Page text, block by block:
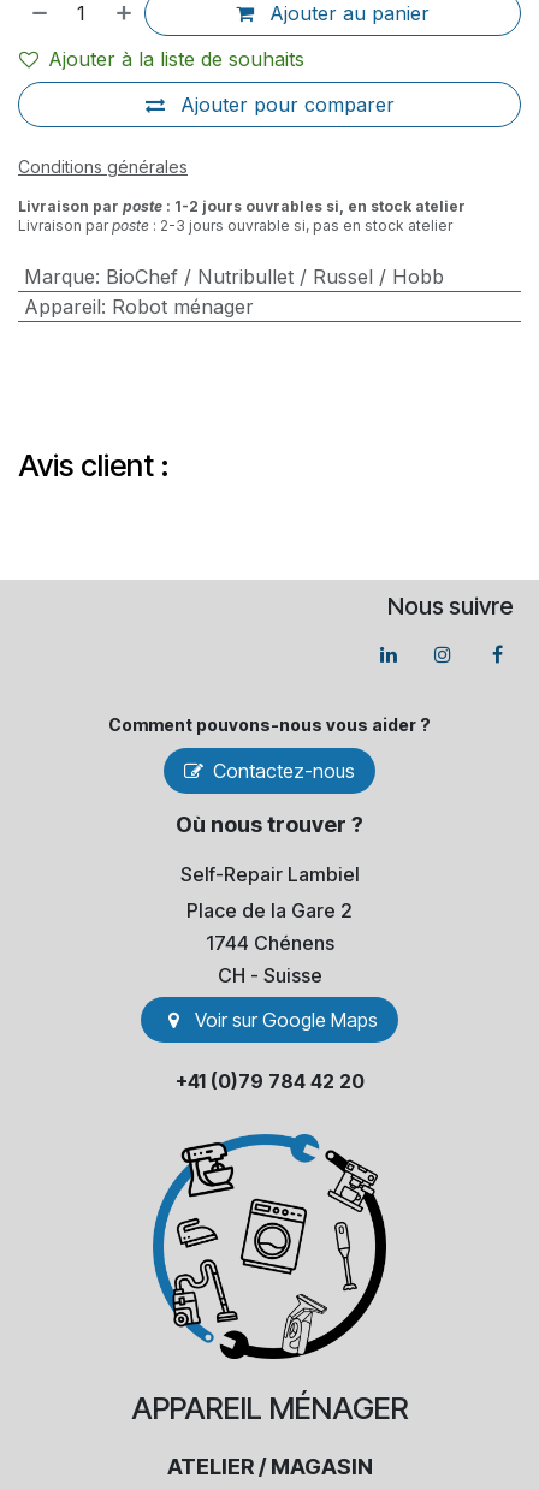
Ajouter au panier
Ajouter pour comparer
Ajouter à la liste de souhaits
Conditions générales
Livraison par poste : 1-2 jours ouvrables si, en stock atelier
Livraison parposte : 2-3 jours ouvrable si, pas en stock atelier
Marque: BioChef / Nutribullet / Russel / Hobb
Appareil: Robot ménager
Avis client :
Nous suivre
Comment pouvons-​nous vous aider ?
Contactez-nous
Où nous trouver ?
Self-Repair Lambiel
Place de la Gare 2
1744 Chénens
​CH - Suisse
Voir sur Go​​ogle Maps
+41 (0)79 784 42 20
APPAREIL MÉNAGER
ATELIER / MAGASIN